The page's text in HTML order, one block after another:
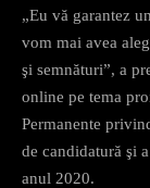
„Eu vă garantez
vom mai avea
şi semnături”, a
online pe tema
Permanente
de candidatură şi
anul 2020.